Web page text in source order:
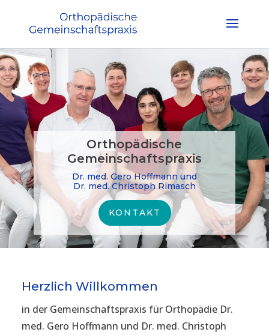
Orthopädische
Gemeinschaftspraxis
Dr. med. Gero Hoffmann und
Dr. med. Christoph Rimasch
KONTAKT
Herzlich Willkommen
in der Gemeinschaftspraxis für Orthopädie Dr.
med. Gero Hoffmann und Dr. med. Christoph